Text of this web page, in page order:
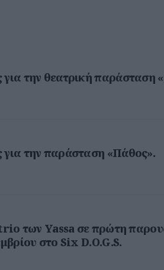
για την θεατρική παράσταση
για την παράσταση «Πάθος».
των Yassa σε πρώτη
στο Six D.O.G.S.